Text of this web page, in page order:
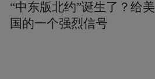
“中东版北约”诞生了？给美
国的一个强烈信号